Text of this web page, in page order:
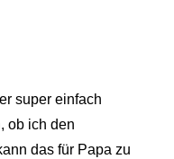
super einfach
ob ich den
das für Papa zu